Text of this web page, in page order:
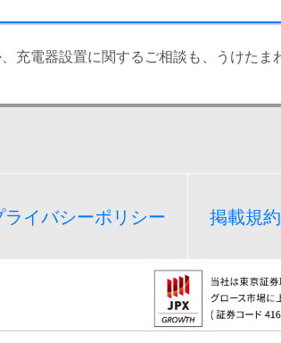
充電器設置に関するご相談も、うけたま
ライバシーポリシー 掲載規